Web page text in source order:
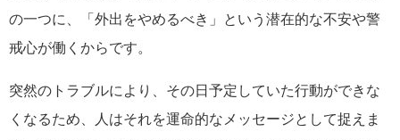
の一つに、「外出をやめるべき」という潜在的な不安や警
戒心が働くからです。
突然のトラブルにより、その日予定していた行動ができな
くなるため、人はそれを運命的なメッセージとして捉えま